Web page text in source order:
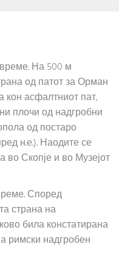
На 500 м
од патот за Орман
кон асфалтниот пат,
плочи од надгробни
од постаро
н.е.). Наодите се
во Скопје и во Музејот
Според
страна на
била констатирана
римски надгробен